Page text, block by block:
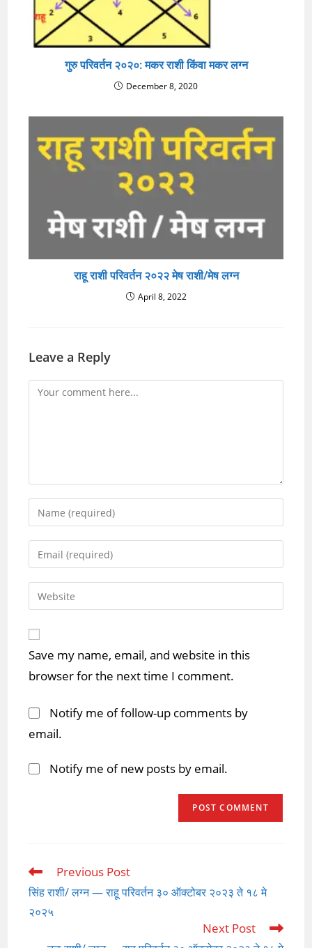
गुरु परिवर्तन २०२०: मकर राशी किंवा मकर लग्न
December 8, 2020
राहू राशी परिवर्तन २०२२ मेष राशी/मेष लग्न
April 8, 2022
Leave a Reply
Comment
Enter
your
name
comment
Enter
your
email
address
Enter
your
URL
(optional)
Save my name, email, and website in this
browser for the next time I comment.
Notify me of follow-up comments by
email.
Notify me of new posts by email.
Read
more
articles
Previous Post
सिंह राशी/ लग्न — राहू परिवर्तन ३० ऑक्टोबर २०२३ ते १८ मे
२०२५
Next Post